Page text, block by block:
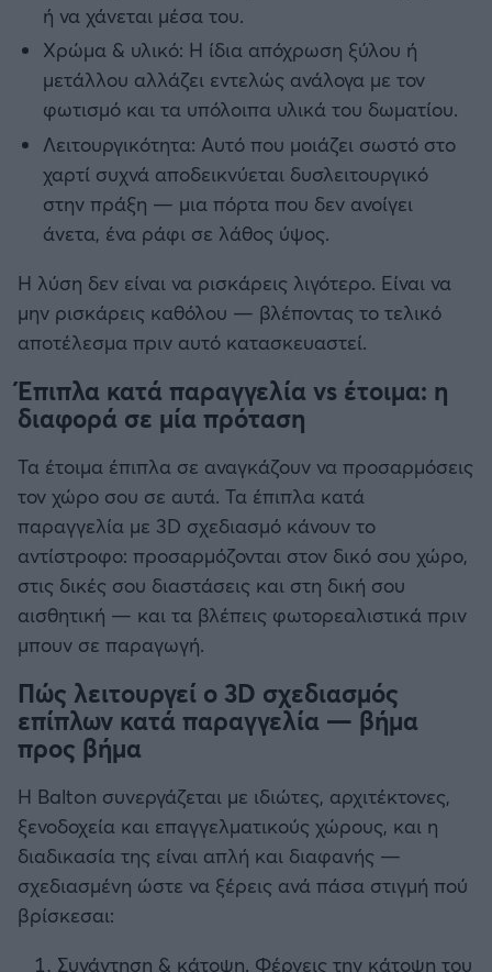
ή να χάνεται μέσα του.
Χρώμα & υλικό: Η ίδια απόχρωση ξύλου ή
μετάλλου αλλάζει εντελώς ανάλογα με τον
φωτισμό και τα υπόλοιπα υλικά του δωματίου.
Λειτουργικότητα: Αυτό που μοιάζει σωστό στο
χαρτί συχνά αποδεικνύεται δυσλειτουργικό
στην πράξη — μια πόρτα που δεν ανοίγει
άνετα, ένα ράφι σε λάθος ύψος.
Η λύση δεν είναι να ρισκάρεις λιγότερο. Είναι να
μην ρισκάρεις καθόλου — βλέποντας το τελικό
αποτέλεσμα πριν αυτό κατασκευαστεί.
Έπιπλα κατά παραγγελία vs έτοιμα: η
διαφορά σε μία πρόταση
Τα έτοιμα έπιπλα σε αναγκάζουν να προσαρμόσεις
τον χώρο σου σε αυτά. Τα έπιπλα κατά
παραγγελία με 3D σχεδιασμό κάνουν το
αντίστροφο: προσαρμόζονται στον δικό σου χώρο,
στις δικές σου διαστάσεις και στη δική σου
αισθητική — και τα βλέπεις φωτορεαλιστικά πριν
μπουν σε παραγωγή.
Πώς λειτουργεί ο 3D σχεδιασμός
επίπλων κατά παραγγελία — βήμα
προς βήμα
Η Balton συνεργάζεται με ιδιώτες, αρχιτέκτονες,
ξενοδοχεία και επαγγελματικούς χώρους, και η
διαδικασία της είναι απλή και διαφανής —
σχεδιασμένη ώστε να ξέρεις ανά πάσα στιγμή πού
βρίσκεσαι:
Συνάντηση & κάτοψη. Φέρνεις την κάτοψη του